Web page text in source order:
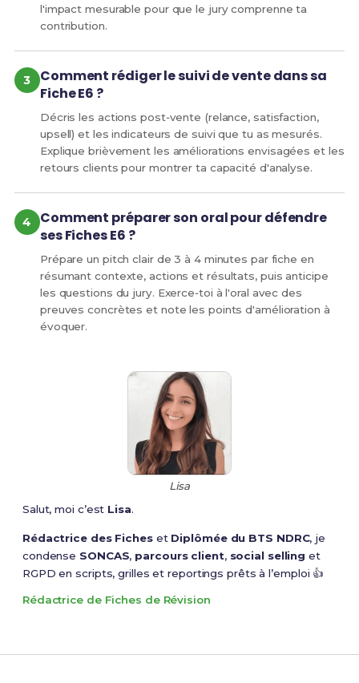
l'impact mesurable pour que le jury comprenne ta
contribution.
Comment rédiger le suivi de vente dans sa
Fiche E6 ?
Décris les actions post‑vente (relance, satisfaction,
upsell) et les indicateurs de suivi que tu as mesurés.
Explique brièvement les améliorations envisagées et les
retours clients pour montrer ta capacité d'analyse.
Comment préparer son oral pour défendre
ses Fiches E6 ?
Prépare un pitch clair de 3 à 4 minutes par fiche en
résumant contexte, actions et résultats, puis anticipe
les questions du jury. Exerce‑toi à l'oral avec des
preuves concrètes et note les points d'amélioration à
évoquer.
Lisa
Salut, moi c’est Lisa.
Rédactrice des Ficheset Diplômée du BTS NDRC, je
condense SONCAS, parcours client, social selling et
RGPD en scripts, grilles et reportings prêts à l’emploi 👍
Rédactrice de Fiches de Révision